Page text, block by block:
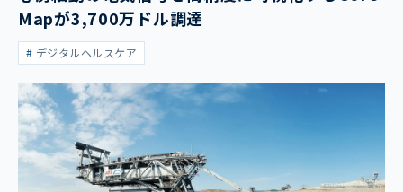
Mapが3,700万ドル調達
デジタルヘルスケア